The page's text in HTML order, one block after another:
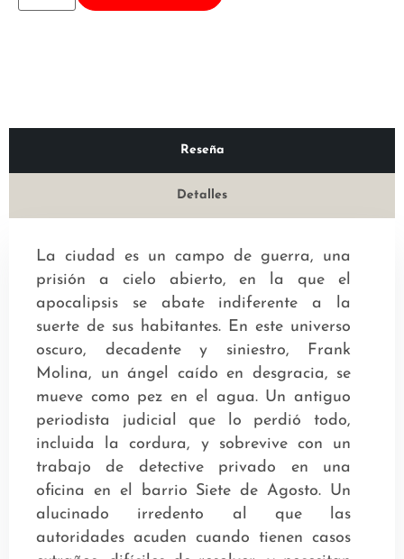
Reseña
Detalles
La ciudad es un campo de guerra, una
prisión a cielo abierto, en la que el
apocalipsis se abate indiferente a la
suerte de sus habitantes. En este universo
oscuro, decadente y siniestro, Frank
Molina, un ángel caído en desgracia, se
mueve como pez en el agua. Un antiguo
periodista judicial que lo perdió todo,
incluida la cordura, y sobrevive con un
trabajo de detective privado en una
oficina en el barrio Siete de Agosto. Un
alucinado irredento al que las
autoridades acuden cuando tienen casos